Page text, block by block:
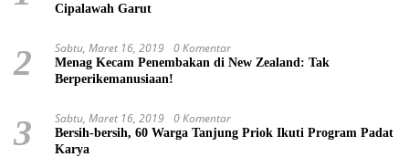
Cipalawah Garut
2 Sabtu, Maret 16, 2019 0 Komentar
Menag Kecam Penembakan di New Zealand: Tak
Berperikemanusiaan!
3 Sabtu, Maret 16, 2019 0 Komentar
Bersih-bersih, 60 Warga Tanjung Priok Ikuti Program Padat
Karya